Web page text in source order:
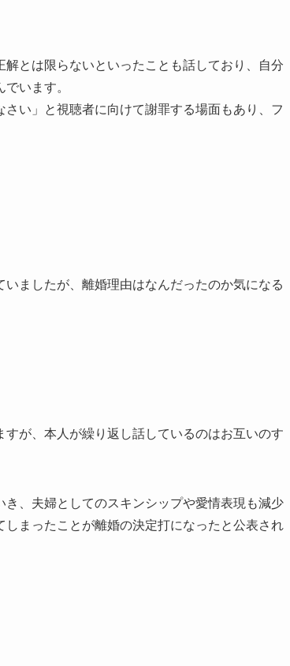
とは限らないといったことも話しており、自分
います。
い」と視聴者に向けて謝罪する場面もあり、フ
ましたが、離婚理由はなんだったのか気になる
が、本人が繰り返し話しているのはお互いのす
、夫婦としてのスキンシップや愛情表現も減少
まったことが離婚の決定打になったと公表され